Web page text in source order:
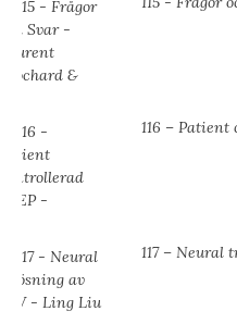
116 – Patient
117 – Neural